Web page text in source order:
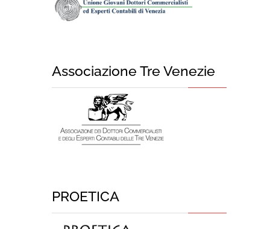
Associazione Tre Venezie
PROETICA